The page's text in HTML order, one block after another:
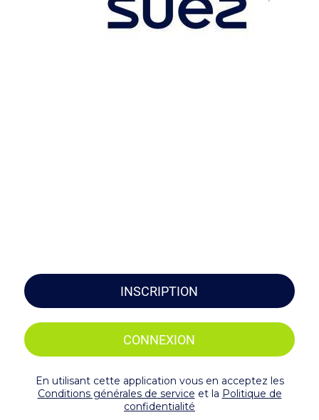
INSCRIPTION
CONNEXION
En utilisant cette application vous en acceptez les
Conditions générales de service et la Politique de
confidentialité